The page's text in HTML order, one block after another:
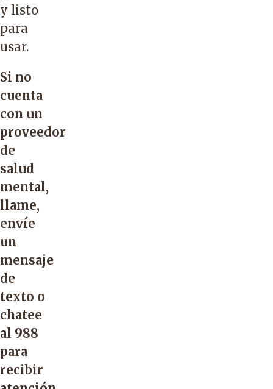
y listo
para
usar.
Si no
cuenta
con un
proveedor
de
salud
mental,
llame,
envíe
un
mensaje
de
texto o
chatee
al 988
para
recibir